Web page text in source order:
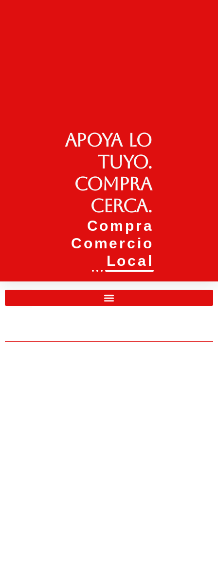
Apoya lo
tuyo.
Compra
cerca.
Compra
Comercio
Local